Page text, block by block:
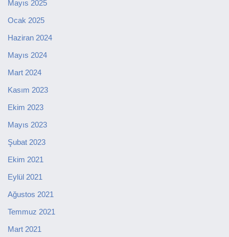
Mayıs 2025
Ocak 2025
Haziran 2024
Mayıs 2024
Mart 2024
Kasım 2023
Ekim 2023
Mayıs 2023
Şubat 2023
Ekim 2021
Eylül 2021
Ağustos 2021
Temmuz 2021
Mart 2021